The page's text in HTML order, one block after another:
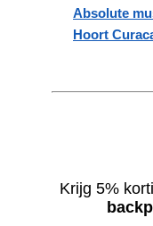
Absolute
Hoort
Krijg 5%